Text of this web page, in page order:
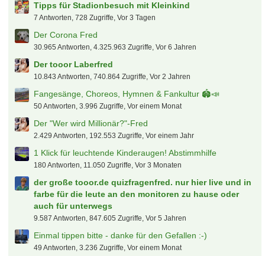
Tipps für Stadionbesuch mit Kleinkind
7 Antworten, 728 Zugriffe, Vor 3 Tagen
Der Corona Fred
30.965 Antworten, 4.325.963 Zugriffe, Vor 6 Jahren
Der tooor Laberfred
10.843 Antworten, 740.864 Zugriffe, Vor 2 Jahren
Fangesänge, Choreos, Hymnen & Fankultur 🏟️📣
50 Antworten, 3.996 Zugriffe, Vor einem Monat
Der "Wer wird Millionär?"-Fred
2.429 Antworten, 192.553 Zugriffe, Vor einem Jahr
1 Klick für leuchtende Kinderaugen! Abstimmhilfe
180 Antworten, 11.050 Zugriffe, Vor 3 Monaten
der große tooor.de quizfragenfred. nur hier live und in
farbe für die leute an den monitoren zu hause oder
auch für unterwegs
9.587 Antworten, 847.605 Zugriffe, Vor 5 Jahren
Einmal tippen bitte - danke für den Gefallen :-)
49 Antworten, 3.236 Zugriffe, Vor einem Monat